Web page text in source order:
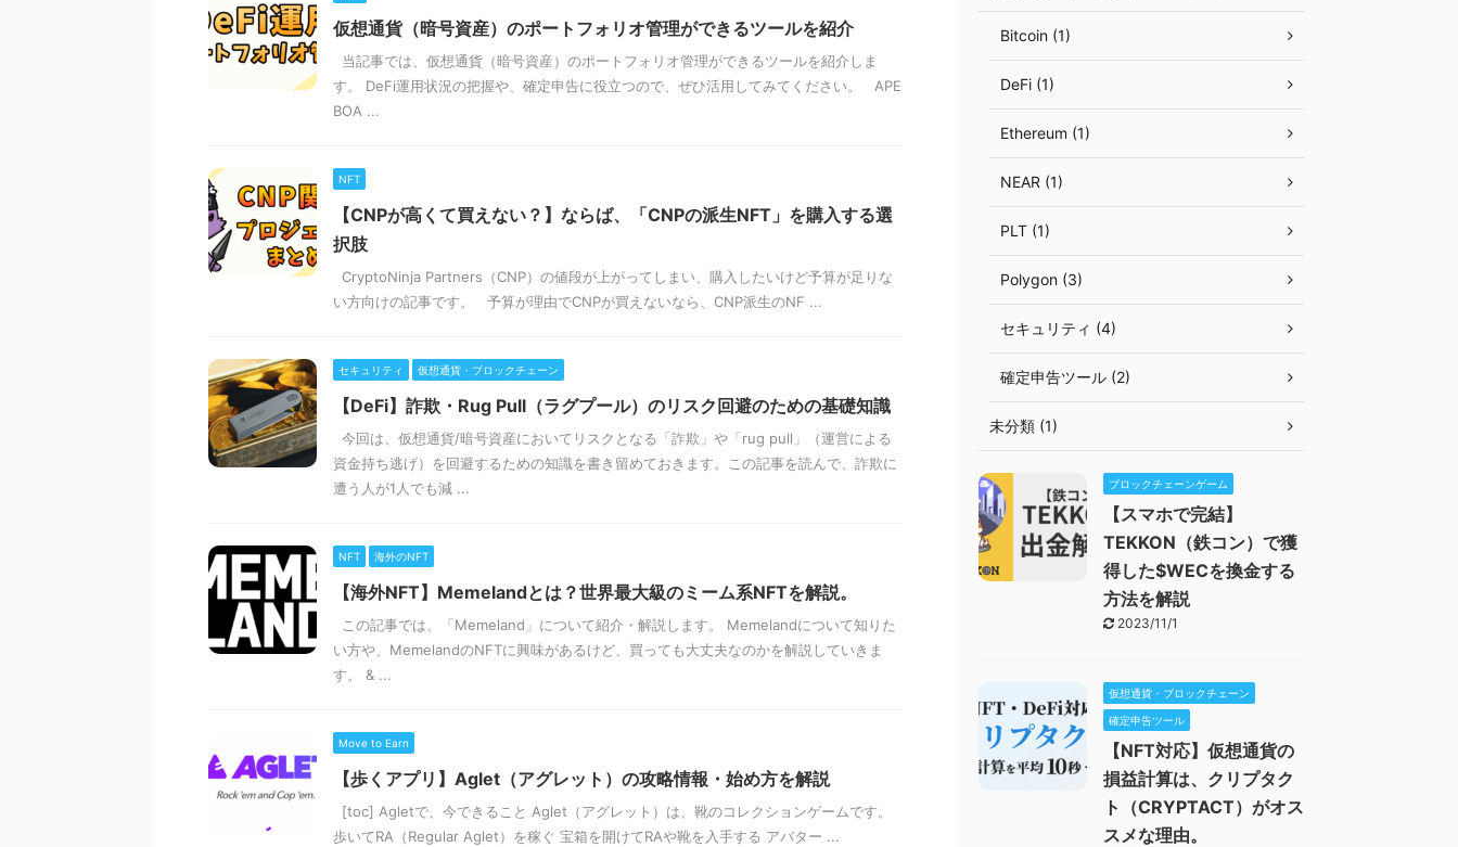
仮想通貨（暗号資産）のポートフォリオ管理ができるツールを紹介
当記事では、仮想通貨（暗号資産）のポートフォリオ管理ができるツールを紹介しま
す。 DeFi運用状況の把握や、確定申告に役立つので、ぜひ活用してみてください。 APE
BOA ...
NFT
【CNPが高くて買えない？】ならば、「CNPの派生NFT」を購入する選
択肢
CryptoNinja Partners（CNP）の値段が上がってしまい、購入したいけど予算が足りな
い方向けの記事です。 予算が理由でCNPが買えないなら、CNP派生のNF ...
セキュリティ 仮想通貨・ブロックチェーン
【DeFi】詐欺・Rug Pull（ラグプール）のリスク回避のための基礎知識
今回は、仮想通貨/暗号資産においてリスクとなる「詐欺」や「rug pull」（運営による
資金持ち逃げ）を回避するための知識を書き留めておきます。この記事を読んで、詐欺に
遭う人が1人でも減 ...
NFT 海外のNFT
【海外NFT】Memelandとは？世界最大級のミーム系NFTを解説。
この記事では、「Memeland」について紹介・解説します。 Memelandについて知りた
い方や、MemelandのNFTに興味があるけど、買っても大丈夫なのかを解説していきま
す。 & ...
Move to Earn
【歩くアプリ】Aglet（アグレット）の攻略情報・始め方を解説
[toc] Agletで、今できること Aglet（アグレット）は、靴のコレクションゲームです。
歩いてRA（Regular Aglet）を稼ぐ 宝箱を開けてRAや靴を入手する アバター ...
Bitcoin (1)
DeFi (1)
Ethereum (1)
NEAR (1)
PLT (1)
Polygon (3)
セキュリティ (4)
確定申告ツール (2)
未分類 (1)
ブロックチェーンゲーム
【スマホで完結】
TEKKON（鉄コン）で獲
得した$WECを換金する
方法を解説
2023/11/1
仮想通貨・ブロックチェーン
確定申告ツール
【NFT対応】仮想通貨の
損益計算は、クリプタク
ト（CRYPTACT）がオス
スメな理由。